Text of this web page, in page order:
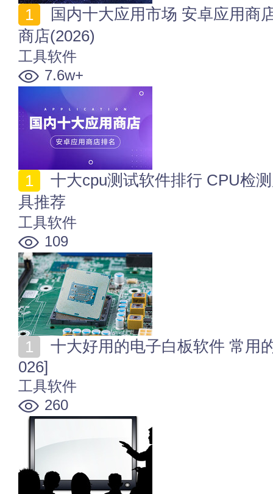
商店(2026)
工具软件
7.6w+
具推荐
工具软件
109
026]
工具软件
260